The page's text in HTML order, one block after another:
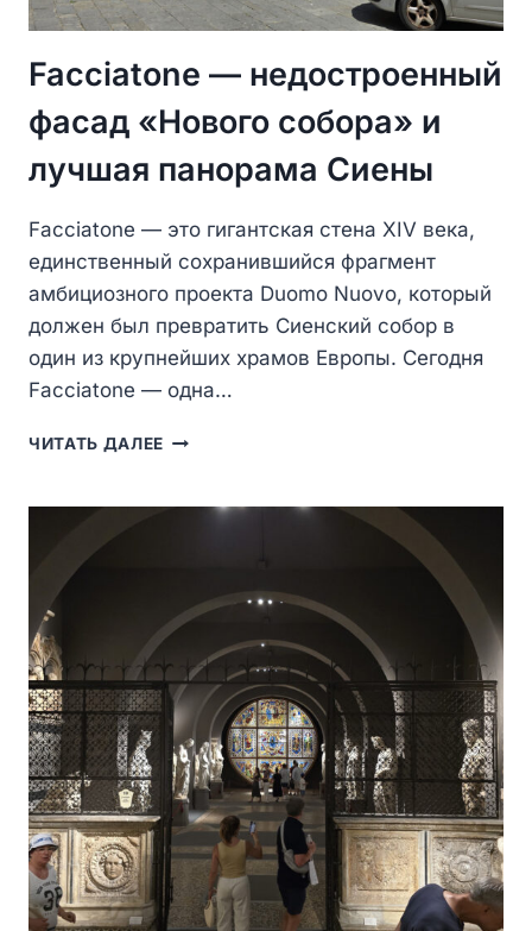
Facciatone — недостроенный
фасад «Нового собора» и
лучшая панорама Сиены
Facciatone — это гигантская стена XIV века,
единственный сохранившийся фрагмент
амбициозного проекта Duomo Nuovo, который
должен был превратить Сиенский собор в
один из крупнейших храмов Европы. Сегодня
Facciatone — одна…
ЧИТАТЬ ДАЛЕЕ FACCIATONE
ФАСАД
ЛУЧШАЯ
ПАНОРАМА
СИЕНЫ